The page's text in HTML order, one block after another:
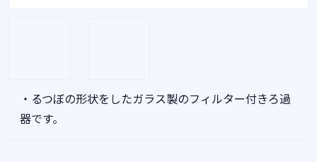
・るつぼの形状をしたガラス製のフィルター付きろ過
器です。